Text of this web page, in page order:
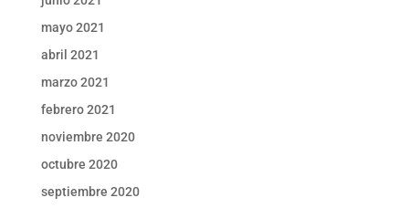
mayo 2021
abril 2021
marzo 2021
febrero 2021
noviembre 2020
octubre 2020
septiembre 2020